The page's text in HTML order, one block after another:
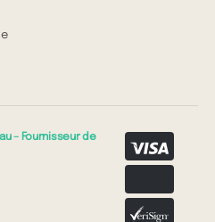
– Fournisseur de